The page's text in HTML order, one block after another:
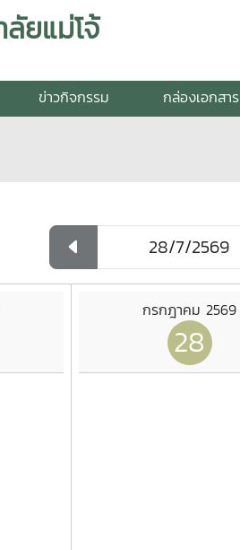
ยแม่โจ้
ข่าวกิจกรรม กล่องเอกสาร
กรกฎาคม 2569
28